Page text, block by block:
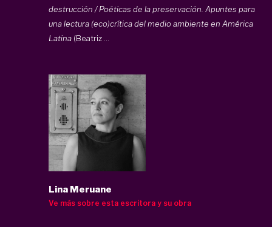
destrucción / Poéticas de la preservación. Apuntes para
una lectura (eco)crítica del medio ambiente en América
Latina (Beatriz ...
Lina Meruane
Ve más sobre esta escritora y su obra